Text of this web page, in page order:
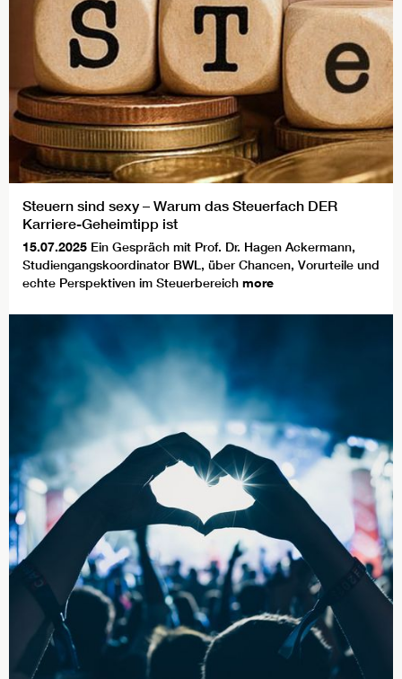
Steuern sind sexy – Warum das Steuerfach DER
Karriere-Geheimtipp ist
15.07.2025 Ein Gespräch mit Prof. Dr. Hagen Ackermann,
Studiengangskoordinator BWL, über Chancen, Vorurteile und
echte Perspektiven im Steuerbereich more